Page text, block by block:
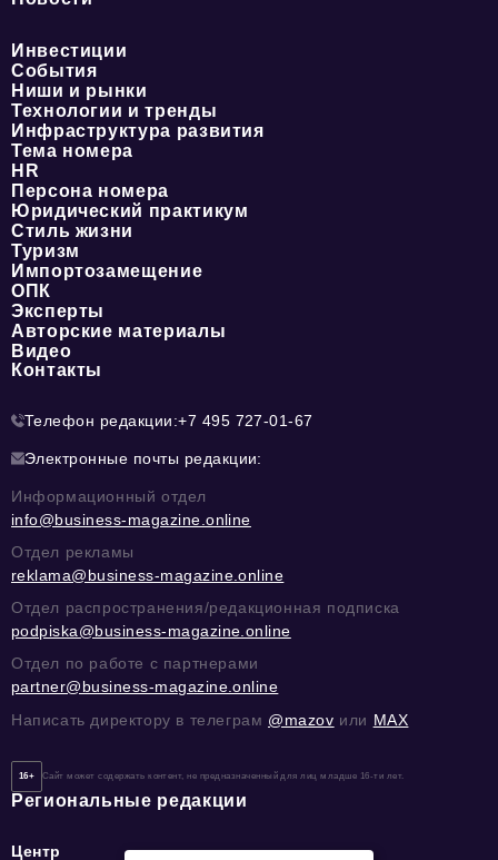
Инвестиции
События
Ниши и рынки
Технологии и тренды
Инфраструктура развития
Тема номера
HR
Персона номера
Юридический практикум
Стиль жизни
Туризм
Импортозамещение
ОПК
Эксперты
Авторские материалы
Видео
Контакты
Телефон редакции:+7 495 727-01-67
Электронные почты редакции:
Информационный отдел
info@business-magazine.online
Отдел рекламы
reklama@business-magazine.online
Отдел распространения/редакционная подписка
podpiska@business-magazine.online
Отдел по работе с партнерами
partner@business-magazine.online
Написать директору в телеграм @mazov или MAX
16+ Сайт может содержать контент, не предназначенный для лиц младше 16-ти лет.
Региональные редакции
Центр